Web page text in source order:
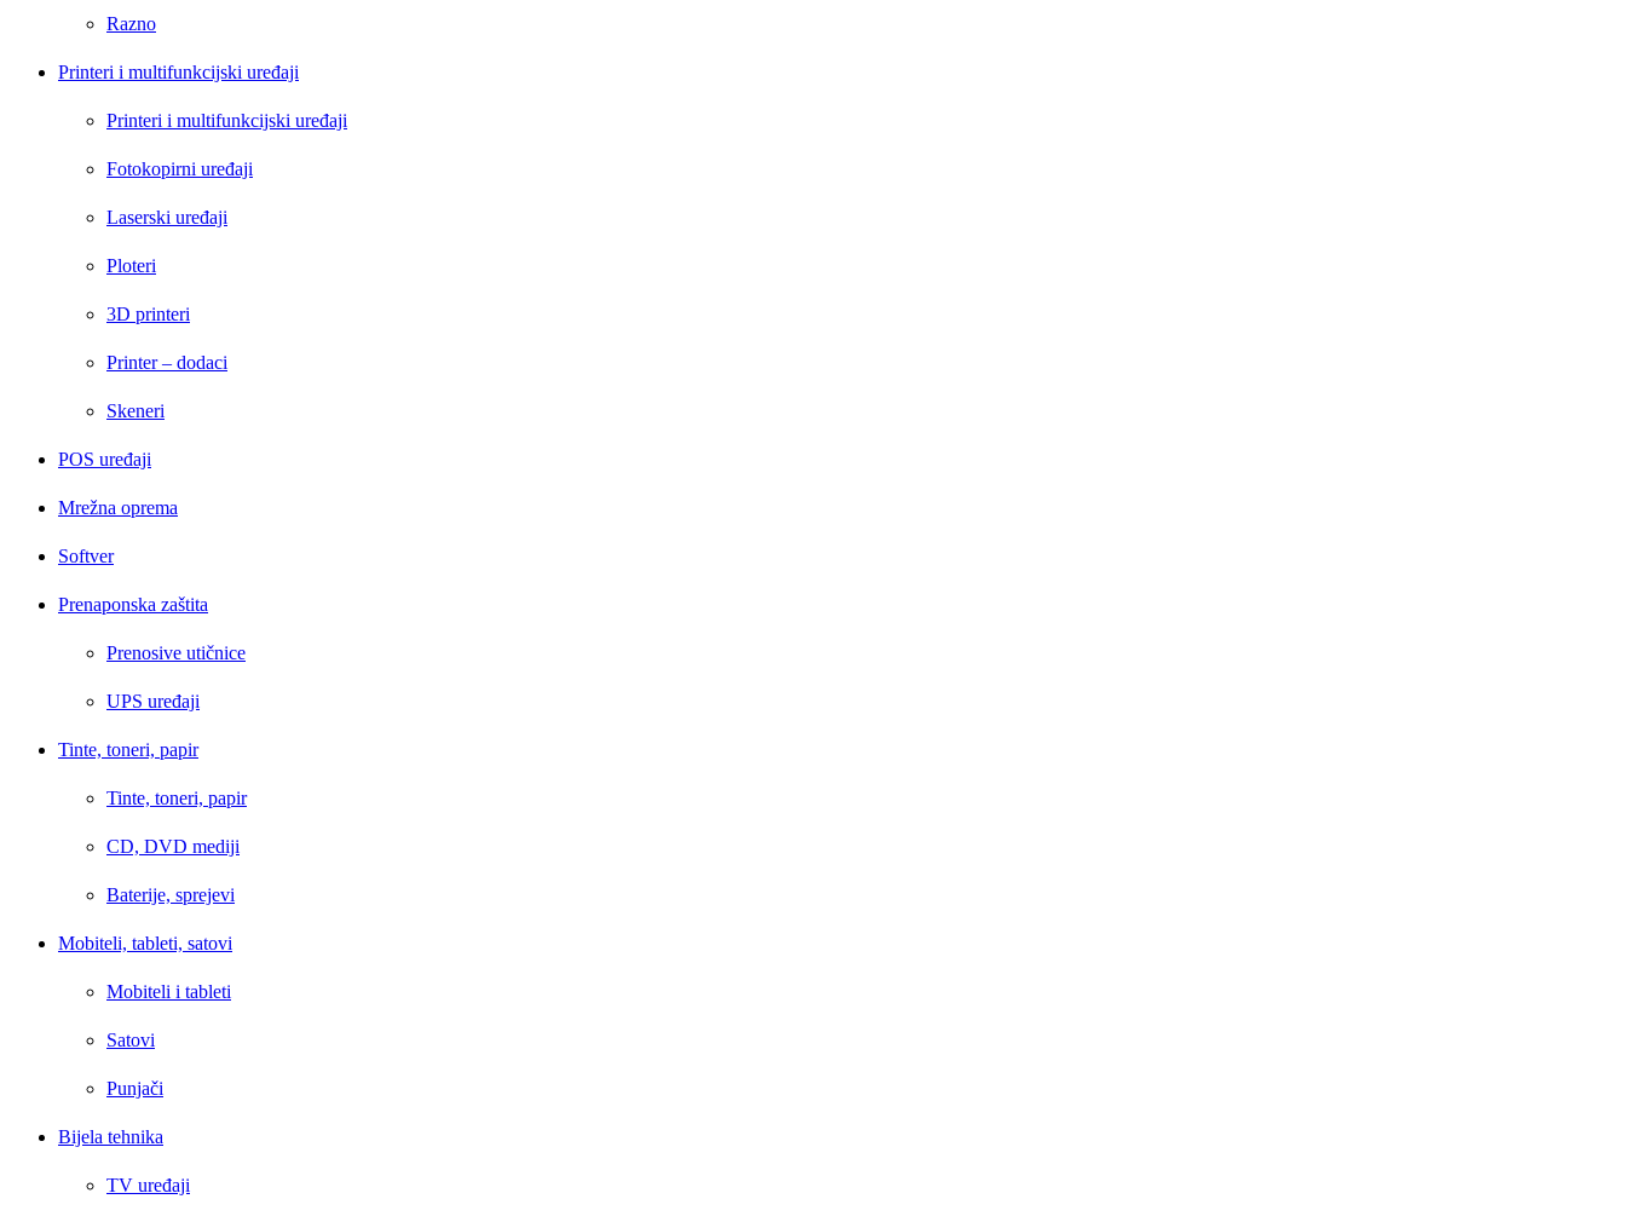
Razno
Printeri i multifunkcijski uređaji
Printeri i multifunkcijski uređaji
Fotokopirni uređaji
Laserski uređaji
Ploteri
3D printeri
Printer – dodaci
Skeneri
POS uređaji
Mrežna oprema
Softver
Prenaponska zaštita
Prenosive utičnice
UPS uređaji
Tinte, toneri, papir
Tinte, toneri, papir
CD, DVD mediji
Baterije, sprejevi
Mobiteli, tableti, satovi
Mobiteli i tableti
Satovi
Punjači
Bijela tehnika
TV uređaji